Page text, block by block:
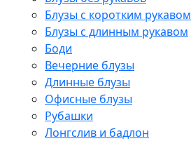
Блузы с коротким рукавом
Блузы с длинным рукавом
Боди
Вечерние блузы
Длинные блузы
Офисные блузы
Рубашки
Лонгслив и бадлон